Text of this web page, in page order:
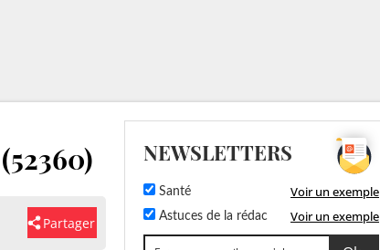
Partager
NEWSLETTERS
Santé Voir un exemple
Astuces de la rédac Voir un exemple